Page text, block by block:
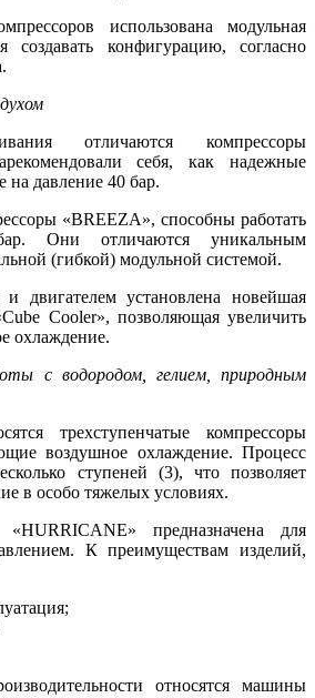
использована модульная
создавать конфигурацию, согласно
отличаются компрессоры
себя, как надежные
на давление 40 бар.
«BREEZA», способны работать
Они отличаются уникальным
(гибкой) модульной системой.
двигателем установлена новейшая
Cooler», позволяющая увеличить
охлаждение.
с водородом, гелием, природным
трехступенчатые компрессоры
воздушное охлаждение. Процесс
ступеней (3), что позволяет
в особо тяжелых условиях.
«HURRICANE» предназначена для
К преимуществам изделий,
относятся машины